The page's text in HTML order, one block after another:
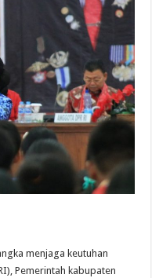
menjaga keutuhan
Pemerintah kabupaten